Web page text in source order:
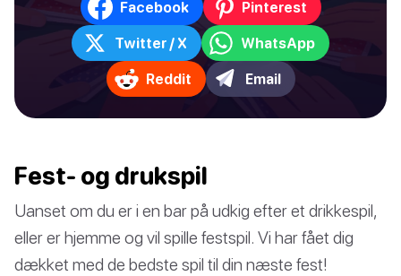
Facebook Pinterest
Twitter / X WhatsApp
Reddit Email
Fest- og drukspil
Uanset om du er i en bar på udkig efter et drikkespil,
eller er hjemme og vil spille festspil. Vi har fået dig
dækket med de bedste spil til din næste fest!